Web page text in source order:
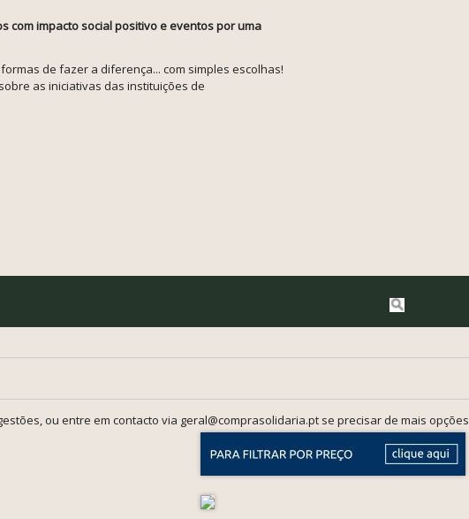
com impacto social positivo e eventos por uma
de fazer a diferença... com simples escolhas!
as iniciativas das instituições de
ou entre em contacto via geral@comprasolidaria.pt se precisar de mais opções